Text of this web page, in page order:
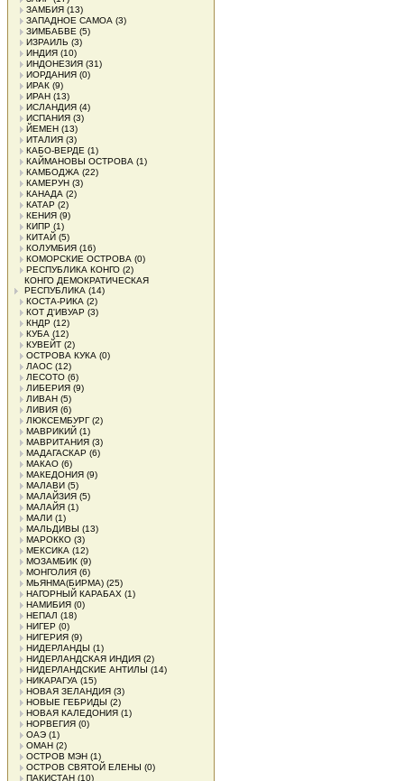
ЗАМБИЯ (13)
ЗАПАДНОЕ САМОА (3)
ЗИМБАБВЕ (5)
ИЗРАИЛЬ (3)
ИНДИЯ (10)
ИНДОНЕЗИЯ (31)
ИОРДАНИЯ (0)
ИРАК (9)
ИРАН (13)
ИСЛАНДИЯ (4)
ИСПАНИЯ (3)
ЙЕМЕН (13)
ИТАЛИЯ (3)
КАБО-ВЕРДЕ (1)
КАЙМАНОВЫ ОСТРОВА (1)
КАМБОДЖА (22)
КАМЕРУН (3)
КАНАДА (2)
КАТАР (2)
КЕНИЯ (9)
КИПР (1)
КИТАЙ (5)
КОЛУМБИЯ (16)
КОМОРСКИЕ ОСТРОВА (0)
РЕСПУБЛИКА КОНГО (2)
КОНГО ДЕМОКРАТИЧЕСКАЯ
РЕСПУБЛИКА (14)
КОСТА-РИКА (2)
КОТ Д'ИВУАР (3)
КНДР (12)
КУБА (12)
КУВЕЙТ (2)
ОСТРОВА КУКА (0)
ЛАОС (12)
ЛЕСОТО (6)
ЛИБЕРИЯ (9)
ЛИВАН (5)
ЛИВИЯ (6)
ЛЮКСЕМБУРГ(2)
МАВРИКИЙ (1)
МАВРИТАНИЯ (3)
МАДАГАСКАР (6)
МАКАО (6)
МАКЕДОНИЯ (9)
МАЛАВИ (5)
МАЛАЙЗИЯ (5)
МАЛАЙЯ (1)
МАЛИ (1)
МАЛЬДИВЫ (13)
МАРОККО (3)
МЕКСИКА (12)
МОЗАМБИК (9)
МОНГОЛИЯ (6)
МЬЯНМА(БИРМА) (25)
НАГОРНЫЙ КАРАБАХ (1)
НАМИБИЯ (0)
НЕПАЛ (18)
НИГЕР (0)
НИГЕРИЯ (9)
НИДЕРЛАНДЫ (1)
НИДЕРЛАНДСКАЯ ИНДИЯ (2)
НИДЕРЛАНДСКИЕ АНТИЛЫ (14)
НИКАРАГУА (15)
НОВАЯ ЗЕЛАНДИЯ (3)
НОВЫЕ ГЕБРИДЫ (2)
НОВАЯ КАЛЕДОНИЯ (1)
НОРВЕГИЯ (0)
ОАЭ (1)
ОМАН (2)
ОСТРОВ МЭН (1)
ОСТРОВ СВЯТОЙ ЕЛЕНЫ (0)
ПАКИСТАН (10)